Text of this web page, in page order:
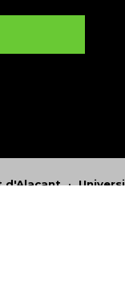
d'Alacant•